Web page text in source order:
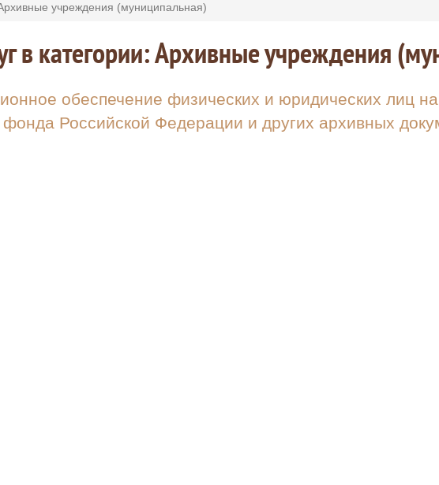
учреждения (муниципальная)
в категории: Архивные учреждения
обеспечение физических и юридических лиц
Российской Федерации и других архивных